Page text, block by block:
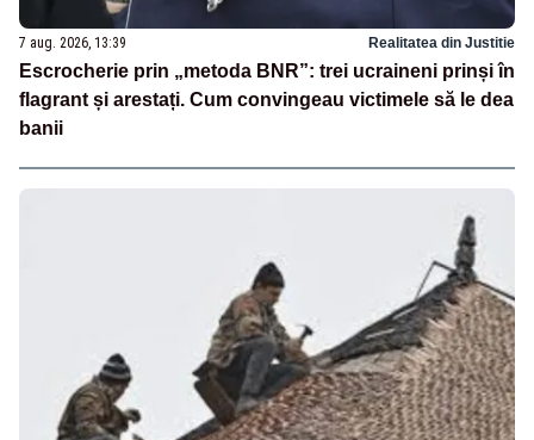
7 aug. 2026, 13:39 Realitatea din Justitie
Escrocherie prin „metoda BNR”: trei ucraineni prinși în
flagrant și arestați. Cum convingeau victimele să le dea
banii